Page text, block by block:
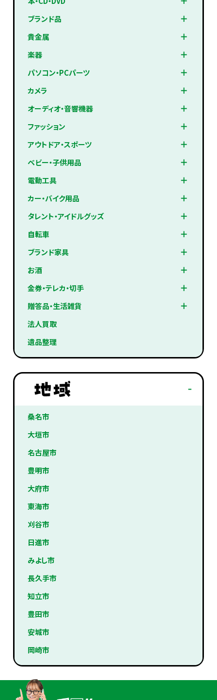
ブランド品
貴金属
楽器
パソコン・PCパーツ
カメラ
オーディオ・音響機器
ファッション
アウトドア・スポーツ
ベビー・子供用品
電動工具
カー・バイク用品
タレント・アイドルグッズ
自転車
ブランド家具
お酒
金券・テレカ・切手
贈答品・生活雑貨
法人買取
遺品整理
桑名市
大垣市
名古屋市
豊明市
大府市
東海市
刈谷市
日進市
みよし市
長久手市
知立市
豊田市
安城市
岡崎市